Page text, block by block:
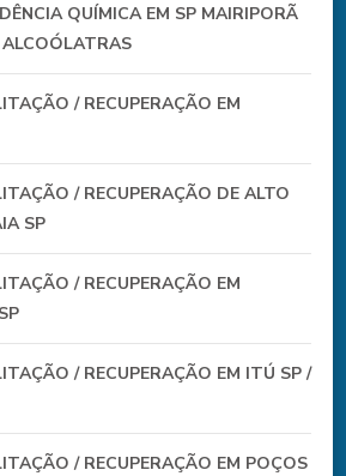
QUÍMICA EM SP MAIRIPORÃ
/ RECUPERAÇÃO EM
/ RECUPERAÇÃO DE ALTO
SP
/ RECUPERAÇÃO EM
/ RECUPERAÇÃO EM ITÚ SP /
/ RECUPERAÇÃO EM POÇOS